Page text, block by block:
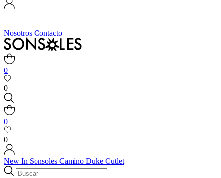
Nosotros Contacto
0
0
0
0
New In Sonsoles Camino Duke Outlet